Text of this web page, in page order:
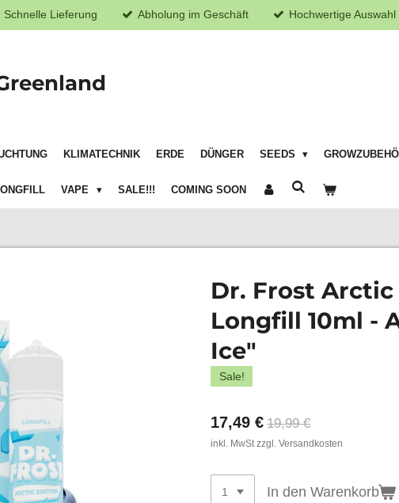
Schnelle Lieferung Abholung im Geschäft Hochwertige Auswahl
KLIMATECHNIK ERDE DÜNGER SEEDS
VAPE SALE!!! COMING SOON
Dr. Frost
Longfill 10ml -
Ice"
Sale!
17,49 € 19,99 €
inkl. MwSt zzgl. Versandkosten
In den Warenkorb